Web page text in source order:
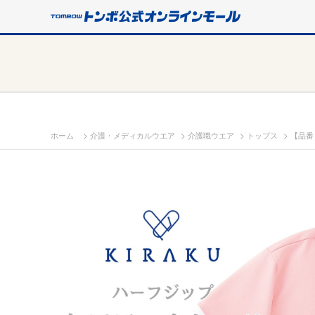
ホーム > 介護・メディカルウエア > 介護職ウエア > トップス > 【品